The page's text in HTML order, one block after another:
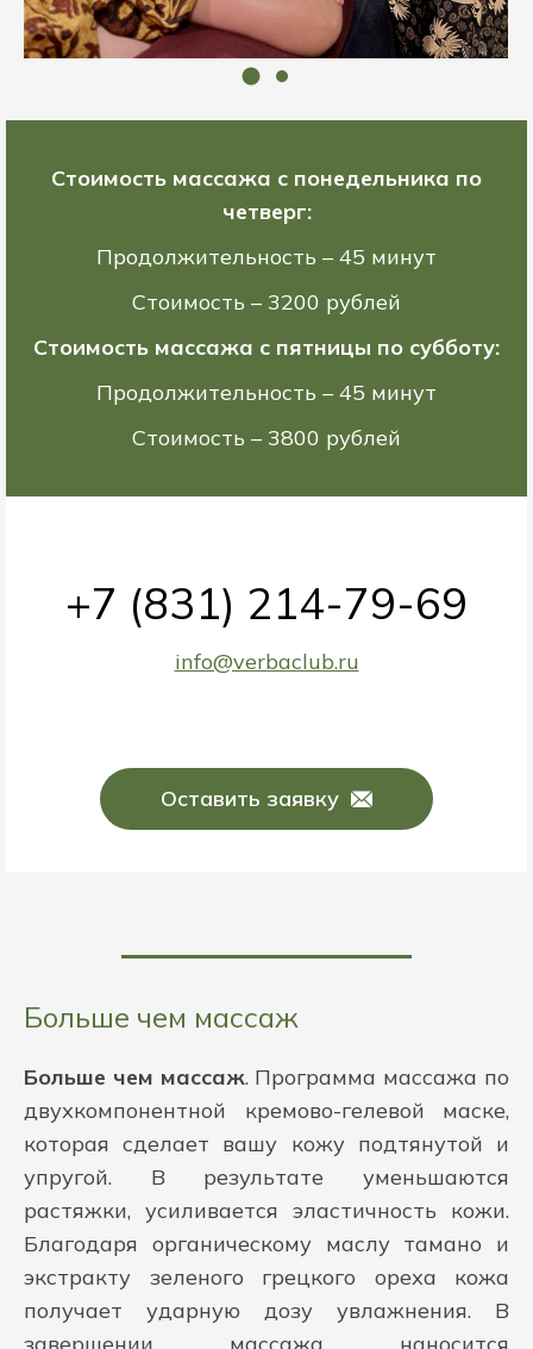
Стоимость массажа с понедельника по
четверг:
Продолжительность – 45 минут
Стоимость – 3200 рублей
Стоимость массажа с пятницы по субботу:
Продолжительность – 45 минут
Стоимость – 3800 рублей
+7 (831) 214-79-69
info@verbaclub.ru
Оставить заявку
Больше чем массаж
Больше чем массаж. Программа массажа по
двухкомпонентной кремово-гелевой маске,
которая сделает вашу кожу подтянутой и
упругой. В результате уменьшаются
растяжки, усиливается эластичность кожи.
Благодаря органическому маслу тамано и
экстракту зеленого грецкого ореха кожа
получает ударную дозу увлажнения. В
завершении массажа наносится